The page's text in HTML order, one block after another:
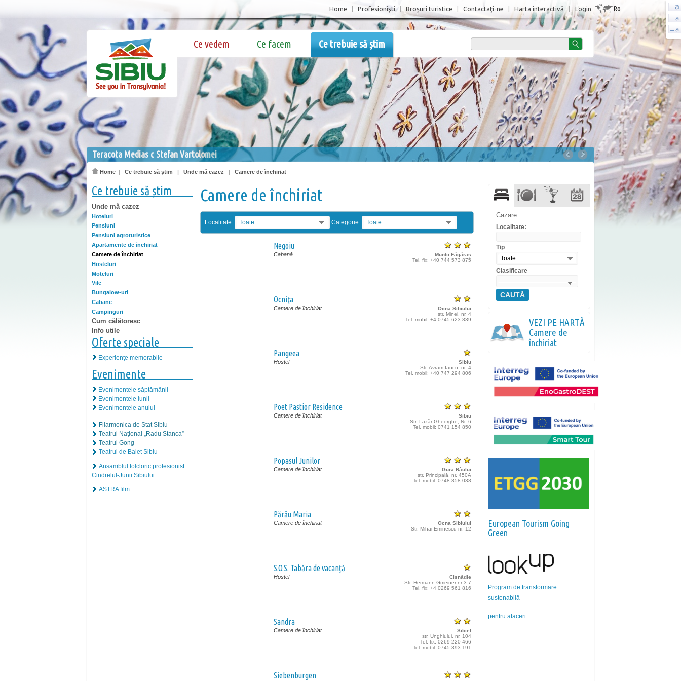
Login Ro
Home Profesionişti Broşuri turistice Contactaţi-ne Harta interactivă
Ce vedem Ce facem Ce trebuie să știm
Teracota Medias c Stefan Vartolomei
Home | Ce trebuie să știm | Unde mă cazez | Camere de închiriat
Ce trebuie să știm
Unde mă cazez
Hoteluri
Pensiuni
Pensiuni agroturistice
Apartamente de închiriat
Camere de închiriat
Hosteluri
Moteluri
Vile
Bungalow-uri
Cabane
Campinguri
Cum călătoresc
Info utile
Oferte speciale
Experiențe memorabile
Evenimente
Evenimentele săptămânii
Evenimentele lunii
Evenimentele anului
Filarmonica de Stat Sibiu
Teatrul Naţional „Radu Stanca”
Teatrul Gong
Teatrul de Balet Sibiu
Ansamblul folcloric profesionist
Cindrelul-Junii Sibiului
ASTRA film
Camere de închiriat
Localitate: Toate Categorie: Toate
Negoiu
Munții Făgăraș
Tel. fix: +40 744 573 875
Cabană
Ocniţa
Ocna Sibiului
str. Minei, nr. 4
Tel. mobil: +4 0745 623 839
Camere de închiriat
Pangeea
Sibiu
Str. Avram Iancu, nr. 4
Tel. mobil: +40 747 294 806
Hostel
Poet Pastior Residence
Sibiu
Str. Lazăr Gheorghe, Nr. 6
Tel. mobil: 0741 154 850
Camere de închiriat
Popasul Junilor
Gura Râului
str. Principală, nr. 450A
Tel. mobil: 0748 858 038
Camere de închiriat
Părău Maria
Ocna Sibiului
Str. Mihai Eminescu nr. 12
Camere de închiriat
S.O.S. Tabăra de vacanță
Cisnădie
Str. Hermann Gmeiner nr 3-7
Tel. fix: +4 0269 561 816
Hostel
Sandra
Sibiel
str. Unghiului, nr. 104
Tel. fix: 0269 220 466
Tel. mobil: 0745 393 191
Camere de închiriat
Siebenburgen
Cazare
Localitate:
Tip
Toate
Clasificare
CAUTĂ
VEZI PE HARTĂ
Camere de
închiriat
European Tourism Going
Green
Program de transformare
sustenabilă
pentru afaceri